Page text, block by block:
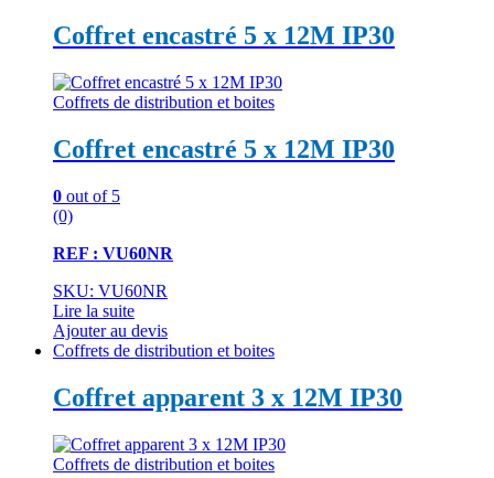
Coffret encastré 5 x 12M IP30
Coffrets de distribution et boites
Coffret encastré 5 x 12M IP30
0 out of 5
(0)
REF : VU60NR
SKU: VU60NR
Lire la suite
Ajouter au devis
Coffrets de distribution et boites
Coffret apparent 3 x 12M IP30
Coffrets de distribution et boites